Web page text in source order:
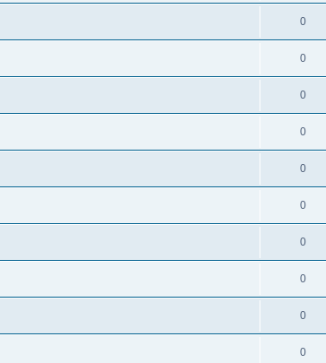
0
0
0
0
0
0
0
0
0
0